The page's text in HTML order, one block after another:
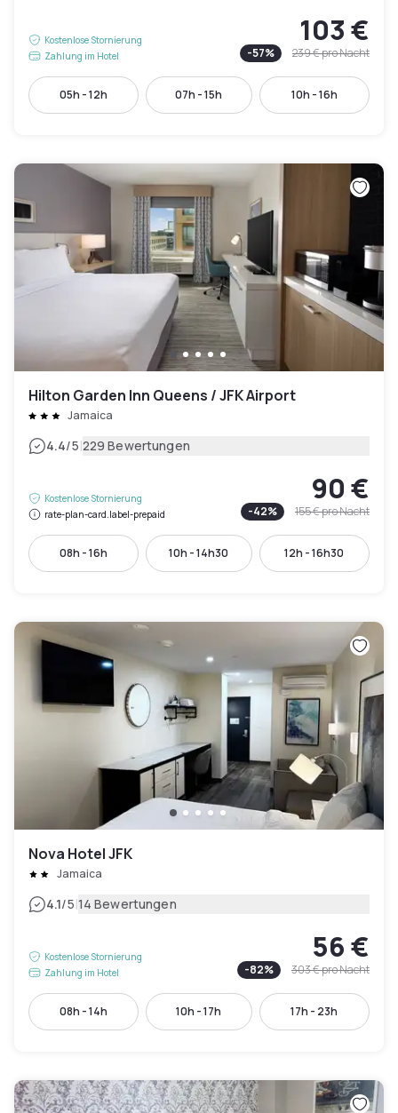
Kostenlose Stornierung
Zahlung im Hotel
103 €
-57% 239 €pro Nacht
05h - 12h 07h - 15h 10h - 16h
Hilton Garden Inn Queens / JFK Airport
Jamaica
4.4/5|229 Bewertungen
Kostenlose Stornierung
rate-plan-card.label-prepaid
90 €
-42% 155 €pro Nacht
08h - 16h 10h - 14h30 12h - 16h30
Nova Hotel JFK
Jamaica
4.1/5|14 Bewertungen
Kostenlose Stornierung
Zahlung im Hotel
56 €
-82% 303 €pro Nacht
08h - 14h 10h - 17h 17h - 23h